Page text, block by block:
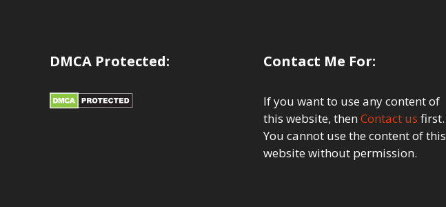
DMCA Protected: Contact Me For:
If you want to use any content of
this website, thenContact us first.
You cannot use the content of this
website without permission.